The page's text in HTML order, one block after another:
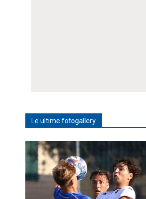
Le ultime fotogallery